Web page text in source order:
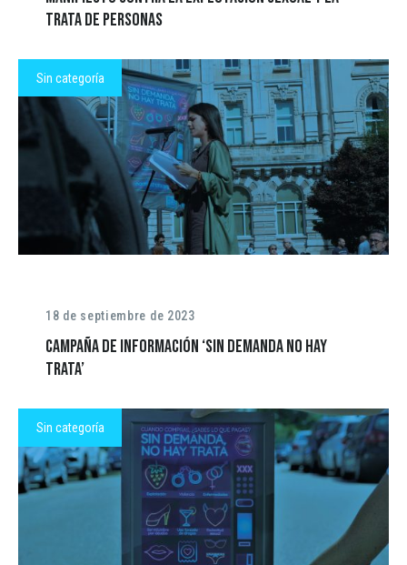
trata de personas
Sin categoría
18 de septiembre de 2023
Campaña de información ‘Sin demanda no hay
trata’
Sin categoría